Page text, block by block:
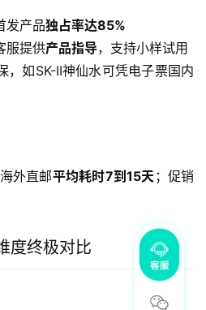
发产品独占率达85%
服提供产品指导，支持小样试用
，如SK-II神仙水可凭电子票国内
外直邮平均耗时7到15天 ；促销
度终极对比